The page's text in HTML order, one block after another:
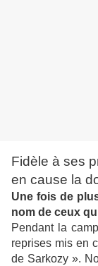
Fidèle à ses
en cause la
Une fois de
nom de ceux
Pendant la
reprises mis en
de Sarkozy ».